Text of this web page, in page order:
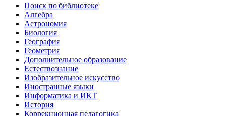
Поиск по библиотеке
Алгебра
Астрономия
Биология
География
Геометрия
Дополнительное образование
Естествознание
Изобразительное искусство
Иностранные языки
Информатика и ИКТ
История
Коррекционная педагогика